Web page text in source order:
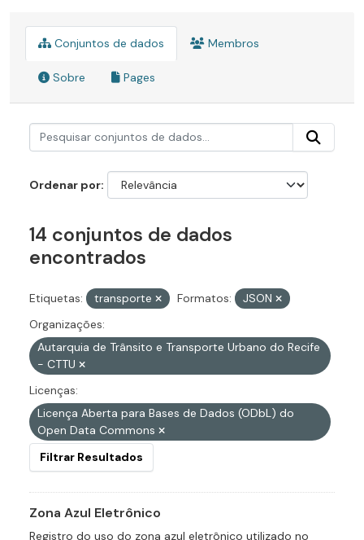
Conjuntos de dados Membros
Sobre Pages
Ordenar por
14 conjuntos de dados
encontrados
Etiquetas: transporte Formatos:
JSON
Organizações:
Autarquia de Trânsito e Transporte Urbano do Recife
- CTTU
Licenças:
Licença Aberta para Bases de Dados (ODbL) do
Open Data Commons
Filtrar Resultados
Zona Azul Eletrônico
Registro do uso do zona azul eletrônico utilizado no